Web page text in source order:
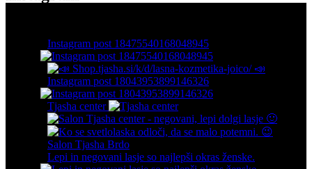
Instagram post 18475540168048945
Instagram post 18043953899146326
Tjasha center
Lepi in negovani lasje so najlepši okras ženske.